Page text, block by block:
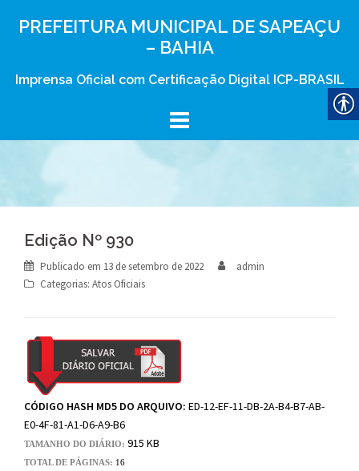
PREFEITURA MUNICIPAL DE SAPEAÇU
– BAHIA
Imprensa Oficial com Certificação Digital ICP-BRASIL
Edição Nº 930
Publicado em 13 de setembro de 2022
admin
Categorias: Atos Oficiais
CÓDIGO HASH MD5 DO ARQUIVO: ED-12-EF-11-DB-2A-B4-B7-AB-
E0-4F-81-A1-D6-A9-B6
TAMANHO DO DIÁRIO: 915 KB
TOTAL DE PÁGINAS: 16